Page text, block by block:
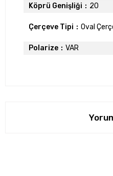
Köprü Genişliği 20
Çerçeve Tipi Oval
Polarize VAR